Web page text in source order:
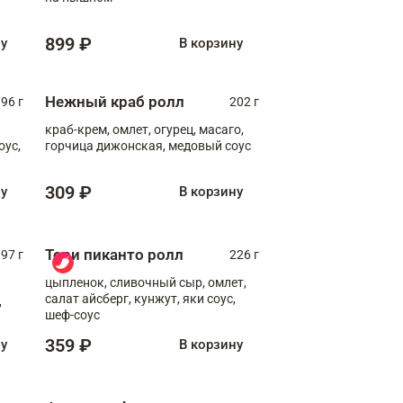
899 ₽ В корзину
г Нежный краб ролл
202 г
краб-крем, омлет, огурец, масаго,
горчица дижонская, медовый соус
309 ₽ В корзину
г Тори пиканто ролл
226 г
цыпленок, сливочный сыр, омлет,
салат айсберг, кунжут, яки соус,
шеф-соус
359 ₽ В корзину